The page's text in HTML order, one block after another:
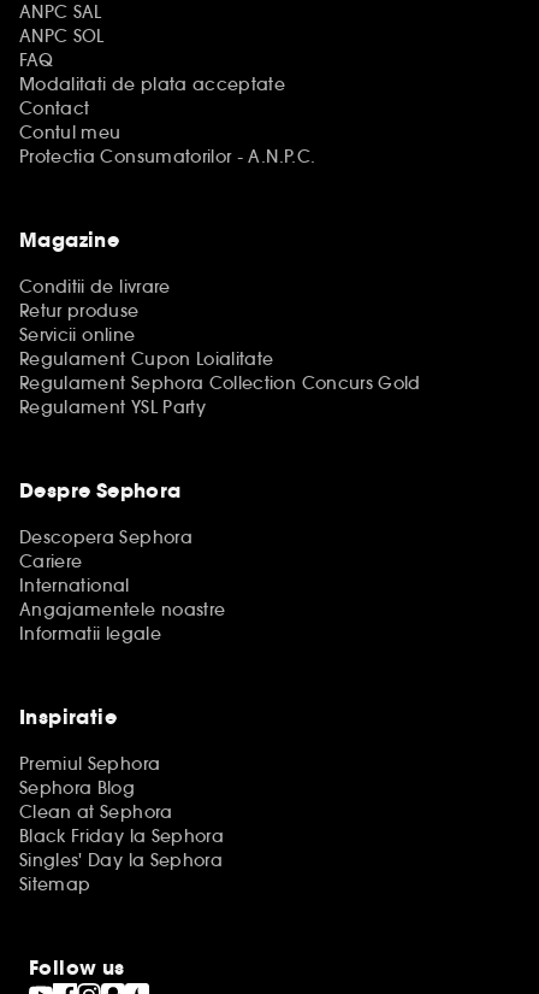
ANPC SAL
ANPC SOL
FAQ
Modalitati de plata acceptate
Contact
Contul meu
Protectia Consumatorilor - A.N.P.C.
Magazine
Conditii de livrare
Retur produse
Servicii online
Regulament Cupon Loialitate
Regulament Sephora Collection Concurs Gold
Regulament YSL Party
Despre Sephora
Descopera Sephora
Cariere
International
Angajamentele noastre
Informatii legale
Inspiratie
Premiul Sephora
Sephora Blog
Clean at Sephora
Black Friday la Sephora
Singles' Day la Sephora
Sitemap
Follow us